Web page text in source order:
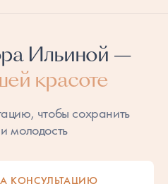
Ильиной —
красоте
чтобы сохранить
молодость
КОНСУЛЬТАЦИЮ